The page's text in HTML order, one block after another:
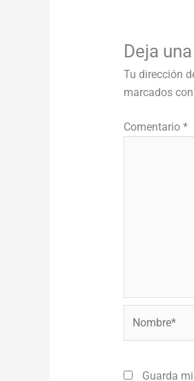
Deja
Tu dirección
marcados con
Comentario *
Guarda